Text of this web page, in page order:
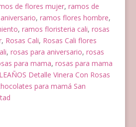
de flores mujer, ramos de
, ramos flores hombre,
, ramos floristeria cali, rosas
, Rosas Cali, Rosas Cali flores
, rosas para aniversario, rosas
para mama, rosas para mama
Detalle Vinera Con Rosas
para mamá San